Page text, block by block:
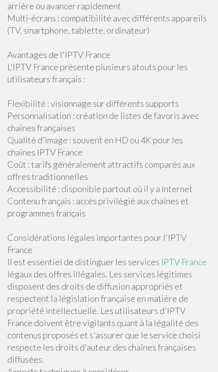
arrière ou avancer rapidement
Multi-écrans : compatibilité avec différents appareils
(TV, smartphone, tablette, ordinateur)
Avantages de l'IPTV France
L'IPTV France présente plusieurs atouts pour les
utilisateurs français :
Flexibilité : visionnage sur différents supports
Personnalisation : création de listes de favoris avec
chaînes françaises
Qualité d'image : souvent en HD ou 4K pour les
chaînes IPTV France
Coût : tarifs généralement attractifs comparés aux
offres traditionnelles
Accessibilité : disponible partout où il y a Internet
Contenu français : accès privilégié aux chaînes et
programmes français
Considérations légales importantes pour l'IPTV
France
Il est essentiel de distinguer les services IPTV France
légaux des offres illégales. Les services légitimes
disposent des droits de diffusion appropriés et
respectent la législation française en matière de
propriété intellectuelle. Les utilisateurs d'IPTV
France doivent être vigilants quant à la légalité des
contenus proposés et s'assurer que le service choisi
respecte les droits d'auteur des chaînes françaises
diffusées.